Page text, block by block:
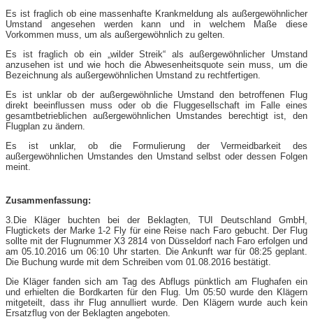
Es ist fraglich ob eine massenhafte Krankmeldung als außergewöhnlicher
Umstand angesehen werden kann und in welchem Maße diese
Vorkommen muss, um als außergewöhnlich zu gelten.
Es ist fraglich ob ein „wilder Streik“ als außergewöhnlicher Umstand
anzusehen ist und wie hoch die Abwesenheitsquote sein muss, um die
Bezeichnung als außergewöhnlichen Umstand zu rechtfertigen.
Es ist unklar ob der außergewöhnliche Umstand den betroffenen Flug
direkt beeinflussen muss oder ob die Fluggesellschaft im Falle eines
gesamtbetrieblichen außergewöhnlichen Umstandes berechtigt ist, den
Flugplan zu ändern.
Es ist unklar, ob die Formulierung der Vermeidbarkeit des
außergewöhnlichen Umstandes den Umstand selbst oder dessen Folgen
meint.
Zusammenfassung:
3.Die Kläger buchten bei der Beklagten, TUI Deutschland GmbH,
Flugtickets der Marke 1-2 Fly für eine Reise nach Faro gebucht. Der Flug
sollte mit der Flugnummer X3 2814 von Düsseldorf nach Faro erfolgen und
am 05.10.2016 um 06:10 Uhr starten. Die Ankunft war für 08:25 geplant.
Die Buchung wurde mit dem Schreiben vom 01.08.2016 bestätigt.
Die Kläger fanden sich am Tag des Abflugs pünktlich am Flughafen ein
und erhielten die Bordkarten für den Flug. Um 05:50 wurde den Klägern
mitgeteilt, dass ihr Flug annulliert wurde. Den Klägern wurde auch kein
Ersatzflug von der Beklagten angeboten.